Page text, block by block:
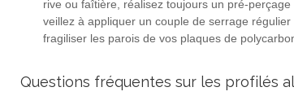
rive ou faîtière, réalisez toujours un pré-
veillez à appliquer un couple de serrage
fragiliser les parois de vos plaques de
Questions fréquentes sur les profilés